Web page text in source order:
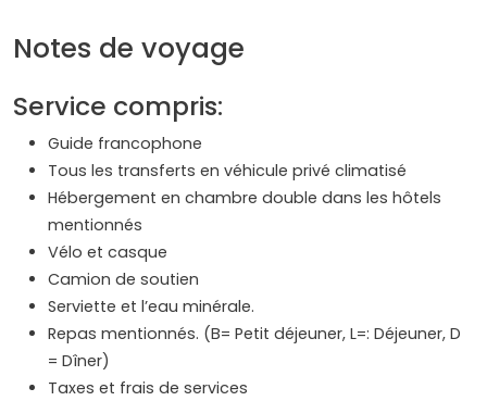
Notes de voyage
Service compris:
Guide francophone
Tous les transferts en véhicule privé climatisé
Hébergement en chambre double dans les hôtels
mentionnés
Vélo et casque
Camion de soutien
Serviette et l’eau minérale.
Repas mentionnés. (B= Petit déjeuner, L=: Déjeuner, D
= Dîner)
Taxes et frais de services